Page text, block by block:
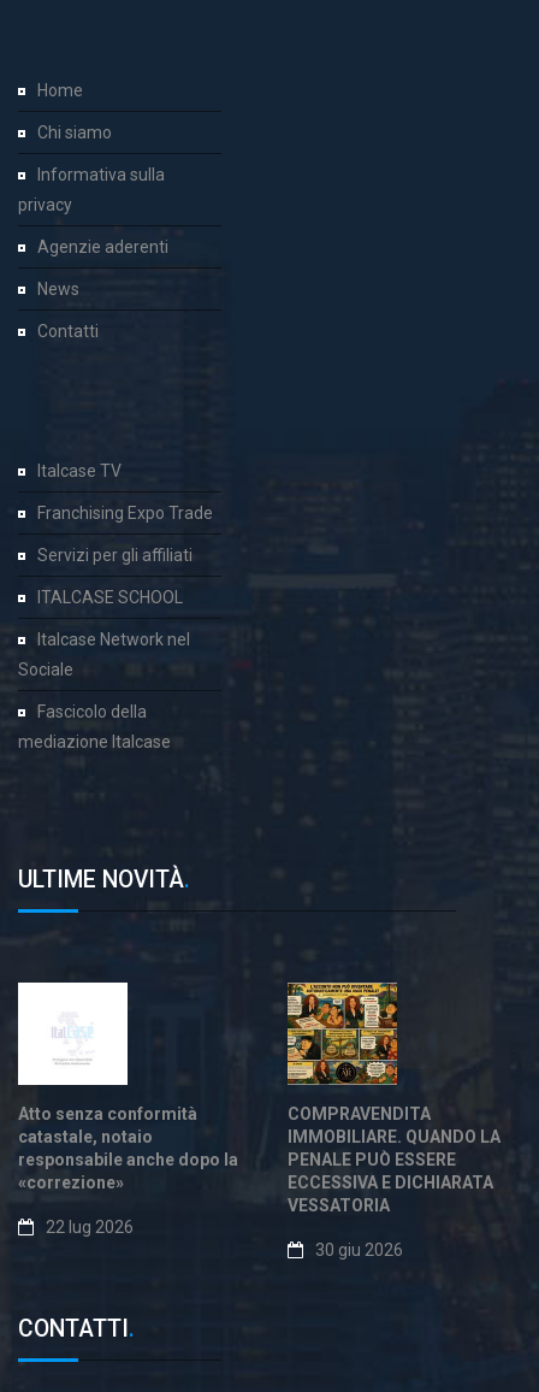
Home
Chi siamo
Informativa sulla
privacy
Agenzie aderenti
News
Contatti
Italcase TV
Franchising Expo Trade
Servizi per gli affiliati
ITALCASE SCHOOL
Italcase Network nel
Sociale
Fascicolo della
mediazione Italcase
ULTIME NOVITÀ.
Atto senza conformità
catastale, notaio
responsabile anche dopo la
«correzione»
22 lug 2026
COMPRAVENDITA
IMMOBILIARE. QUANDO LA
PENALE PUÒ ESSERE
ECCESSIVA E DICHIARATA
VESSATORIA
30 giu 2026
CONTATTI .